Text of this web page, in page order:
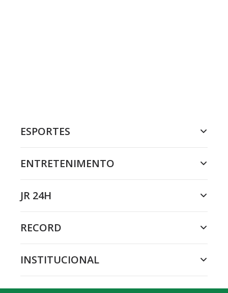
ESPORTES
ENTRETENIMENTO
JR 24H
RECORD
INSTITUCIONAL